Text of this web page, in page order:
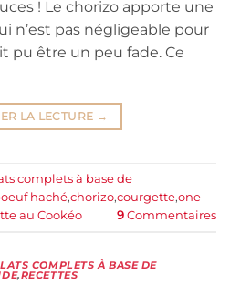
! Le chorizo apporte une
n’est pas négligeable pour
pu être un peu fade. Ce
LA LECTURE →
complets à base de
haché,chorizo,courgette,one
au Cookéo 9 Commentaires
COMPLETS À BASE DE
,RECETTES